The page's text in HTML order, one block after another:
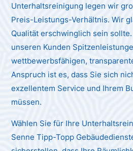
Unterhaltsreinigung legen wir
Preis-Leistungs-Verhältnis. Wir
Qualität erschwinglich sein
unseren Kunden
wettbewerbsfähigen,
Anspruch ist es, dass Sie sich
exzellentem Service und Ihrem
müssen.
Wählen Sie für Ihre
Senne Tipp-Topp